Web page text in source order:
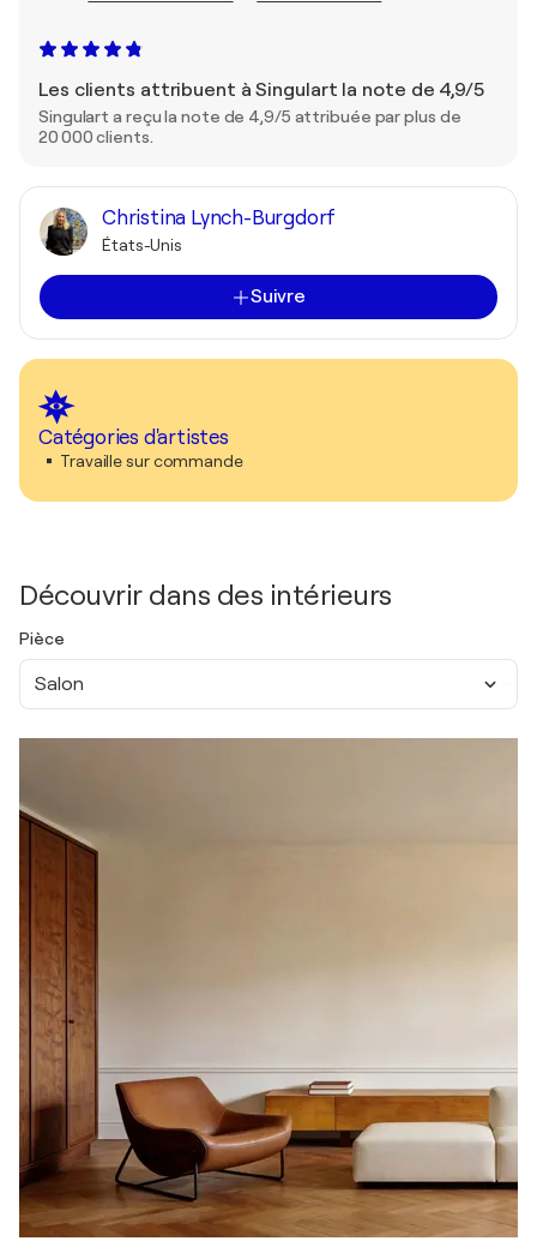
Les clients attribuent à Singulart la note de 4,9/5
Singulart a reçu la note de 4,9/5 attribuée par plus de
20 000 clients.
Christina Lynch-Burgdorf
États-Unis
Suivre
Catégories d'artistes
Travaille sur commande
Découvrir dans des intérieurs
Pièce
Salon